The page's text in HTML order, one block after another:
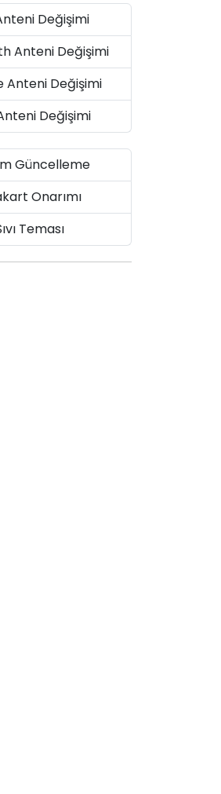
Değişimi
Anteni Değişimi
Anteni Değişimi
Değişimi
Güncelleme
Onarımı
Teması